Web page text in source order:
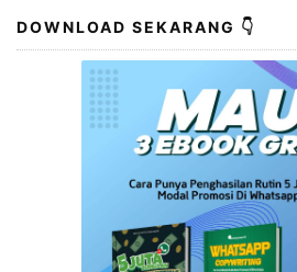
DOWNLOAD SEKARANG 👇